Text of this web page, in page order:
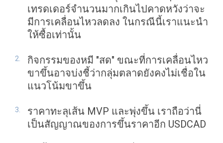
เทรดเดอร์จำนวนมากเกินไปคาดหวังว่าจะ
มีการเคลื่อนไหวลดลง ในกรณีนี้เราแนะนำ
ให้ซื้อเท่านั้น
กิจกรรมของหมี "สด" ขณะที่การเคลื่อนไหว
ขาขึ้นอาจบ่งชี้ว่ากลุ่มตลาดยังคงไม่เชื่อใน
แนวโน้มขาขึ้น
ราคาทะลุเส้น MVP และพุ่งขึ้น เราถือว่านี่
เป็นสัญญาณของการขึ้นราคาอีก USDCAD